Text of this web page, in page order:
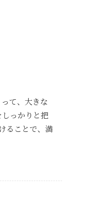
て、大きな
っかりと把
ることで、満